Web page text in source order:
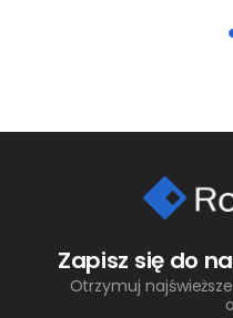
Zapisz się do
Otrzymuj